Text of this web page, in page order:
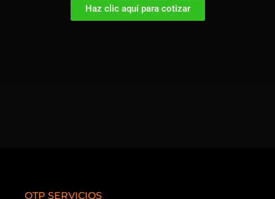
Haz clic aquí para cotizar
OTP SERVICIOS